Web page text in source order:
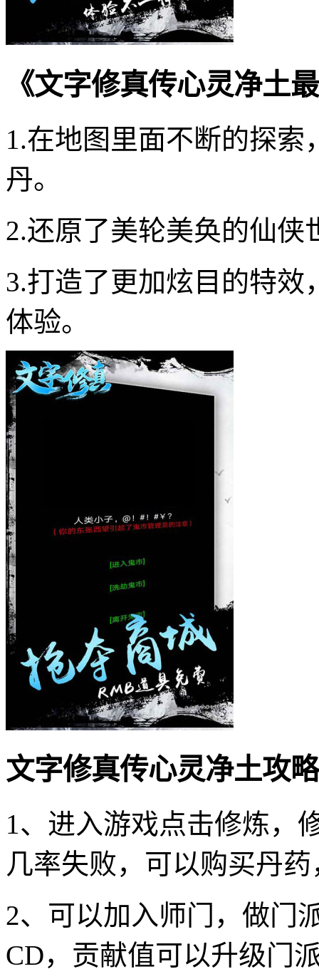
《文字修真传心灵净土
1.在地图里面不断的探
丹。
2.还原了美轮美奂的仙
3.打造了更加炫目的特
体验。
文字修真传心灵净土攻
1、进入游戏点击修炼，
几率失败，可以购买丹
2、可以加入师门，做门
CD，贡献值可以升级门